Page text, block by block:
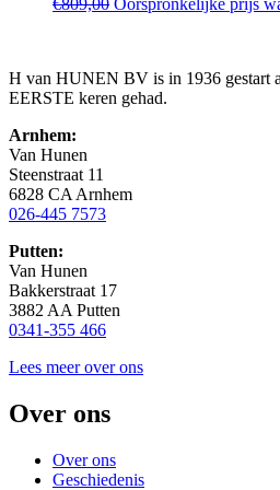
H van HUNEN BV is in 1936 gestart
EERSTE keren gehad.
Arnhem:
Van Hunen
Steenstraat 11
6828 CA Arnhem
026-445 7573
Putten:
Van Hunen
Bakkerstraat 17
3882 AA Putten
0341-355 466
Lees meer over ons
Over ons
Over ons
Geschiedenis